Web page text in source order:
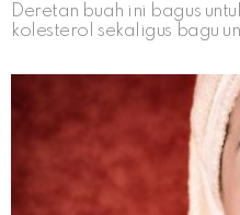
Deretan buah ini bagus
kolesterol sekaligus bagu